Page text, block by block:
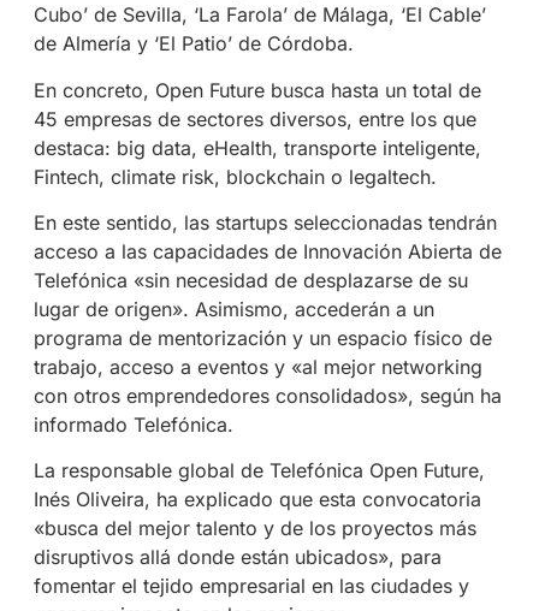
Cubo’ de Sevilla, ‘La Farola’ de Málaga, ‘El Cable’
de Almería y ‘El Patio’ de Córdoba.
En concreto, Open Future busca hasta un total de
45 empresas de sectores diversos, entre los que
destaca: big data, eHealth, transporte inteligente,
Fintech, climate risk, blockchain o legaltech.
En este sentido, las startups seleccionadas tendrán
acceso a las capacidades de Innovación Abierta de
Telefónica «sin necesidad de desplazarse de su
lugar de origen». Asimismo, accederán a un
programa de mentorización y un espacio físico de
trabajo, acceso a eventos y «al mejor networking
con otros emprendedores consolidados», según ha
informado Telefónica.
La responsable global de Telefónica Open Future,
Inés Oliveira, ha explicado que esta convocatoria
«busca del mejor talento y de los proyectos más
disruptivos allá donde están ubicados», para
fomentar el tejido empresarial en las ciudades y